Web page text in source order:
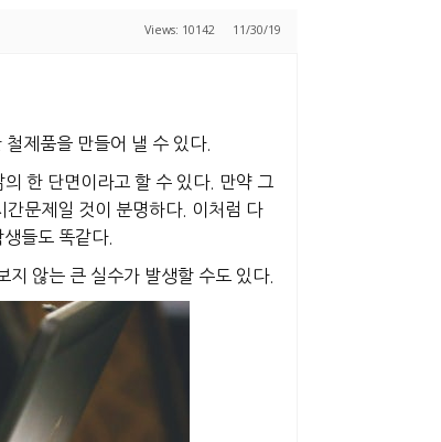
Views: 10142 11/30/19
제품을 만들어 낼 수 있다.
한 단면이라고 할 수 있다. 만약 그
간문제일 것이 분명하다. 이처럼 다
들도 똑같다.
않는 큰 실수가 발생할 수도 있다.